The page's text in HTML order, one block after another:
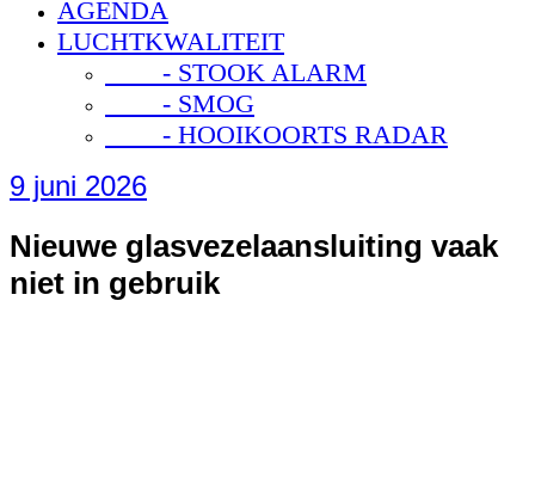
AGENDA
LUCHTKWALITEIT
- STOOK ALARM
- SMOG
- HOOIKOORTS RADAR
9 juni 2026
Nieuwe glasvezelaansluiting vaak
niet in gebruik